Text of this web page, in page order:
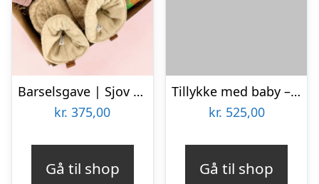
Barselsgave | Sjov for mor og baby
kr. 375,00
Gå til shop
Tillykke med baby – Send blomster med Bloomit
kr. 525,00
Gå til shop